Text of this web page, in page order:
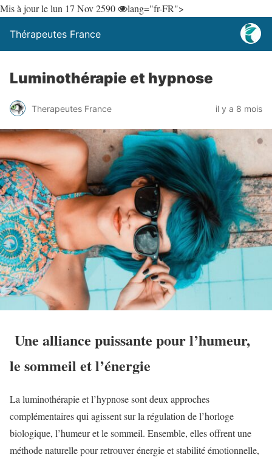
Mis à jour le lun 17 Nov 2590 lang="fr-FR">
Thérapeutes France
Luminothérapie et hypnose
Therapeutes France il y a 8 mois
Une alliance puissante pour l’humeur,
le sommeil et l’énergie
La luminothérapie et l’hypnose sont deux approches
complémentaires qui agissent sur la régulation de l’horloge
biologique, l’humeur et le sommeil. Ensemble, elles offrent une
méthode naturelle pour retrouver énergie et stabilité émotionnelle,